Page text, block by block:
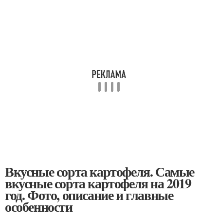
Вкусные сорта картофеля. Самые
вкусные сорта картофеля на 2019
год. Фото, описание и главные
особенности